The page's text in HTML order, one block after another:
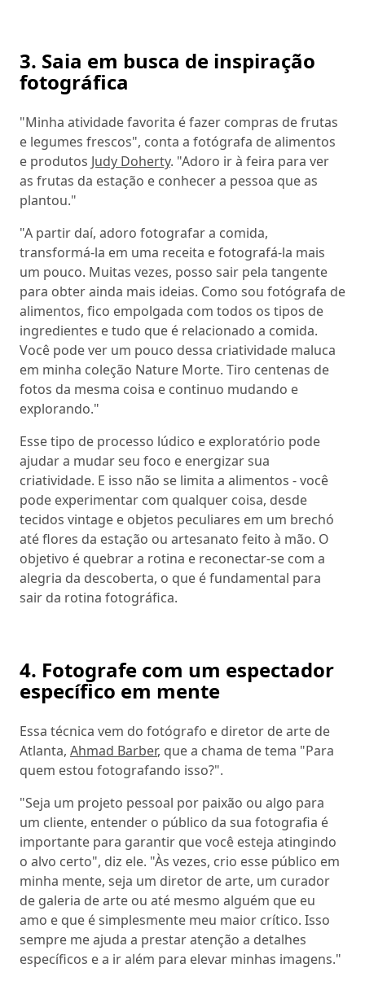
3. Saia em busca de inspiração
fotográfica
"Minha atividade favorita é fazer compras de frutas
e legumes frescos", conta a fotógrafa de alimentos
e produtos Judy Doherty. "Adoro ir à feira para ver
as frutas da estação e conhecer a pessoa que as
plantou."
"A partir daí, adoro fotografar a comida,
transformá-la em uma receita e fotografá-la mais
um pouco. Muitas vezes, posso sair pela tangente
para obter ainda mais ideias. Como sou fotógrafa de
alimentos, fico empolgada com todos os tipos de
ingredientes e tudo que é relacionado a comida.
Você pode ver um pouco dessa criatividade maluca
em minha coleção Nature Morte. Tiro centenas de
fotos da mesma coisa e continuo mudando e
explorando."
Esse tipo de processo lúdico e exploratório pode
ajudar a mudar seu foco e energizar sua
criatividade. E isso não se limita a alimentos - você
pode experimentar com qualquer coisa, desde
tecidos vintage e objetos peculiares em um brechó
até flores da estação ou artesanato feito à mão. O
objetivo é quebrar a rotina e reconectar-se com a
alegria da descoberta, o que é fundamental para
sair da rotina fotográfica.
4. Fotografe com um espectador
específico em mente
Essa técnica vem do fotógrafo e diretor de arte de
Atlanta, Ahmad Barber, que a chama de tema "Para
quem estou fotografando isso?".
"Seja um projeto pessoal por paixão ou algo para
um cliente, entender o público da sua fotografia é
importante para garantir que você esteja atingindo
o alvo certo", diz ele. "Às vezes, crio esse público em
minha mente, seja um diretor de arte, um curador
de galeria de arte ou até mesmo alguém que eu
amo e que é simplesmente meu maior crítico. Isso
sempre me ajuda a prestar atenção a detalhes
específicos e a ir além para elevar minhas imagens."